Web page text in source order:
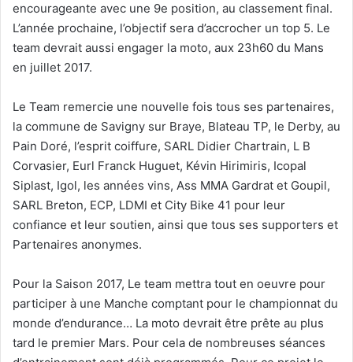
encourageante avec une 9e position, au classement final.
L’année prochaine, l’objectif sera d’accrocher un top 5. Le
team devrait aussi engager la moto, aux 23h60 du Mans
en juillet 2017.
Le Team remercie une nouvelle fois tous ses partenaires,
la commune de Savigny sur Braye, Blateau TP, le Derby, au
Pain Doré, l’esprit coiffure, SARL Didier Chartrain, L B
Corvasier, Eurl Franck Huguet, Kévin Hirimiris, Icopal
Siplast, Igol, les années vins, Ass MMA Gardrat et Goupil,
SARL Breton, ECP, LDMI et City Bike 41 pour leur
confiance et leur soutien, ainsi que tous ses supporters et
Partenaires anonymes.
Pour la Saison 2017, Le team mettra tout en oeuvre pour
participer à une Manche comptant pour le championnat du
monde d’endurance… La moto devrait être prête au plus
tard le premier Mars. Pour cela de nombreuses séances